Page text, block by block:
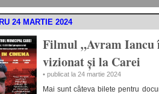
24 MARTIE 2024
Filmul „Avram
vizionat și la Carei
• publicat la 24 martie 2024
Mai sunt câteva bilete pentru